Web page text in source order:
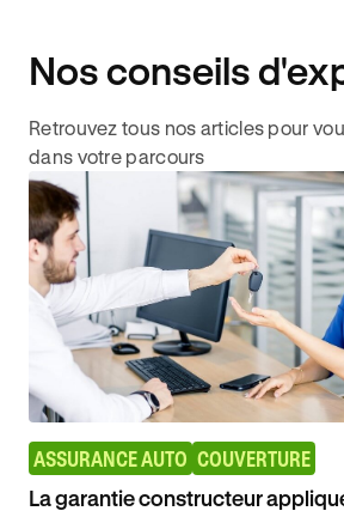
Nos conseils
Retrouvez tous nos articles pour
dans votre parcours
ASSURANCE AUTO COUVERTURE
La garantie constructeur